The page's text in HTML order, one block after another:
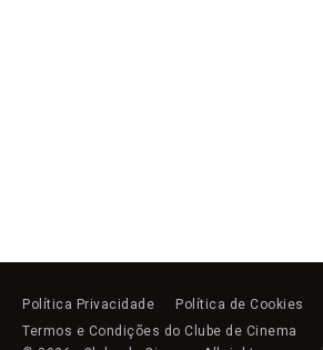
Política Privacidade
Política de Cookies
Termos e Condições do Clube de Cinema